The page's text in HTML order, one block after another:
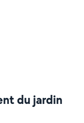
du jardin